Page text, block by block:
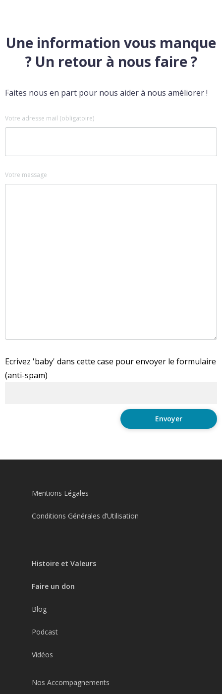
Une information vous manque
? Un retour à nous faire ?
Faites nous en part pour nous aider à nous améliorer !
Votre adresse mail (obligatoire)
Votre message
Ecrivez 'baby' dans cette case pour envoyer le formulaire
(anti-spam)
Mentions Légales
Conditions Générales d’Utilisation
Histoire et Valeurs
Faire un don
Blog
Podcast
Vidéos
Nos Accompagnements